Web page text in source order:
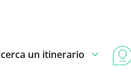
un itinerario